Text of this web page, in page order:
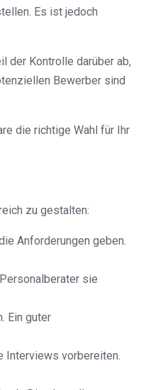
Es ist jedoch
der Kontrolle darüber ab,
Bewerber sind
die richtige Wahl für Ihr
zu gestalten:
Anforderungen geben.
sie
Ein guter
Interviews vorbereiten.